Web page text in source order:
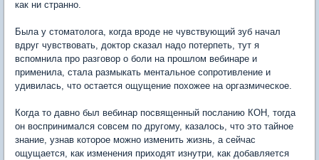
как ни странно.
Была у стоматолога, когда вроде не чувствующий зуб начал
вдруг чувствовать, доктор сказал надо потерпеть, тут я
вспомнила про разговор о боли на прошлом вебинаре и
применила, стала размыкать ментальное сопротивление и
удивилась, что остается ощущение похожее на оргазмическое.
Когда то давно был вебинар посвященный посланию КОН, тогда
он воспринимался совсем по другому, казалось, что это тайное
знание, узнав которое можно изменить жизнь, а сейчас
ощущается, как изменения приходят изнутри, как добавляется